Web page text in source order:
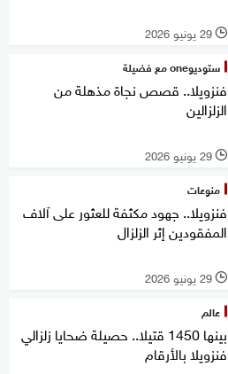
l 29 يونيو 2026
ستوديوone مع فضيلة
فنزويلا.. قصص نجاة مذهلة من
الزلزالين
l 29 يونيو 2026
منوعات
فنزويلا.. جهود مكثفة للعثور على آلاف
المفقودين إثر الزلزال
l 29 يونيو 2026
عالم
بينها 1450 قتيلا.. حصيلة ضحايا زلزالي
فنزويلا بالأرقام